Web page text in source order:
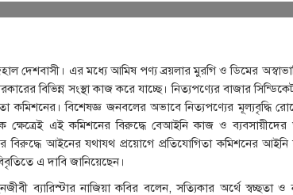
দেশবাসী। এর মধ্যে আমিষ পণ্য ব্রয়লার মুরগি ও ডিমের
বিভিন্ন সংস্থা কাজ করে যাচ্ছে। নিত্যপণ্যের বাজার
কমিশনের। বিশেষজ্ঞ জনবলের অভাবে নিত্যপণ্যের মূল্যবৃদ্ধি
এই কমিশনের বিরুদ্ধে বেআইনি কাজ ও ব্যবসায়ীদের
বিরুদ্ধে আইনের যথাযথ প্রয়োগে প্রতিযোগিতা কমিশনের আইনি
এ দাবি জানিয়েছেন।
ব্যারিস্টার নাজিয়া কবির বলেন, সত্যিকার অর্থে স্বচ্ছতা ও